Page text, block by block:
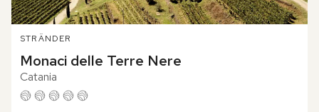
STRÄNDER
Monaci delle Terre Nere
Catania